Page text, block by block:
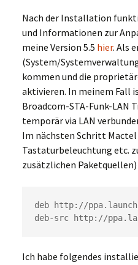
Nach der Installation
und Informationen zur
meine Version 5.5 hier. Als
(System/
kommen und die
aktivieren. In meinem Fall
Broadcom-STA-Funk-LAN
temporär via LAN
Im nächsten Schritt
Tastaturbeleuchtung etc.
zusätzlichen
deb http://
deb-src http://
Ich habe folgendes